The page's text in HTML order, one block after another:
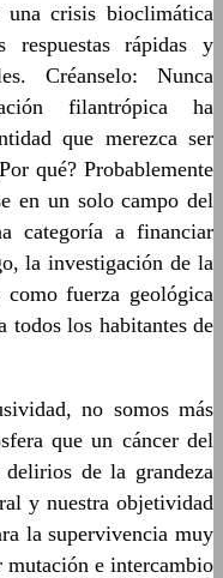
una crisis bioclimática
respuestas rápidas y
Créanselo: Nunca
filantrópica ha
que merezca ser
qué? Probablemente
en un solo campo del
categoría a financiar
la investigación de la
fuerza geológica
todos los habitantes de
no somos más
que un cáncer del
de la grandeza
y nuestra objetividad
la supervivencia muy
mutación e intercambio